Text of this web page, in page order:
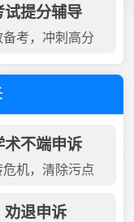
试提分辅导
备考，冲刺高分
术不端申诉
危机，清除污点
劝退申诉